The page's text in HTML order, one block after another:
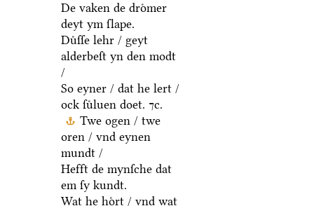
De vaken de droͤmer
deyt ym ſlape.
Duͤſſe lehr / geyt
alderbeſt yn den modt
/
So eyner / dat he lert /
ock ſuͤluen doet. ⁊c.
Twe ogen / twe
oren / vnd eynen
mundt /
Hefft de mynſche dat
em ſy kundt.
Wat he hoͤrt / vnd wat